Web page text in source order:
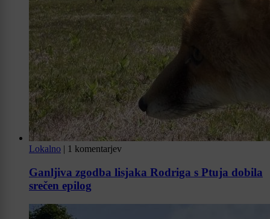
Lokalno | 1 komentarjev
Ganljiva zgodba lisjaka Rodriga s Ptuja dobila
srečen epilog